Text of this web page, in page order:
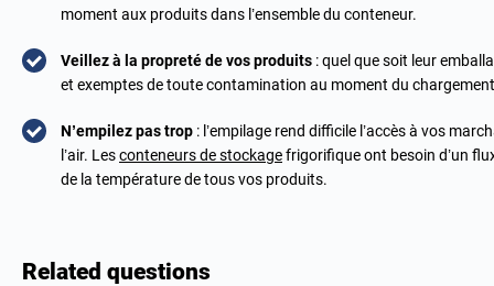
moment aux produits dans l’ensemble du conteneur.
Veillez à la propreté de vos produits : quel que soit leur
et exemptes de toute contamination au moment du
N’empilez pas trop : l’empilage rend difficile l’accès à vos
l’air. Lesconteneurs de stockagefrigorifique ont besoin d’un
de la température de tous vos produits.
Related questions